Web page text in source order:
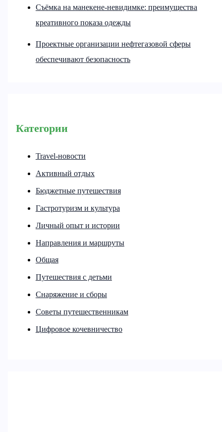
Съёмка на манекене-невидимке: преимущества
креативного показа одежды
Проектные организации нефтегазовой сферы
обеспечивают безопасность
Категории
Travel-новости
Активный отдых
Бюджетные путешествия
Гастротуризм и культура
Личный опыт и истории
Направления и маршруты
Общая
Путешествия с детьми
Снаряжение и сборы
Советы путешественникам
Цифровое кочевничество